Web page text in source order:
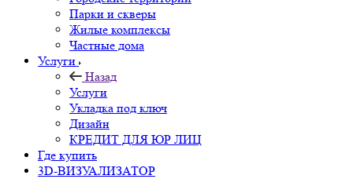
Парки и скверы
Жилые комплексы
Частные дома
Услуги
Назад
Услуги
Укладка под ключ
Дизайн
КРЕДИТ ДЛЯ ЮР ЛИЦ
Где купить
3D-ВИЗУАЛИЗАТОР